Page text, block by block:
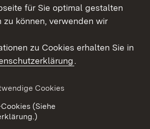
für Sie optimal gestalten
zu können, verwenden wir
zu Cookies erhalten Sie in
.
Cookies
(Siehe